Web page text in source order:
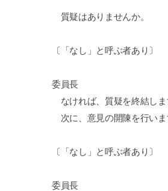
質疑はありませんか。
〔「なし」と呼ぶ者あり〕
委員長
なければ、質疑を終結しま
次に、意見の開陳を行い
〔「なし」と呼ぶ者あり〕
委員長